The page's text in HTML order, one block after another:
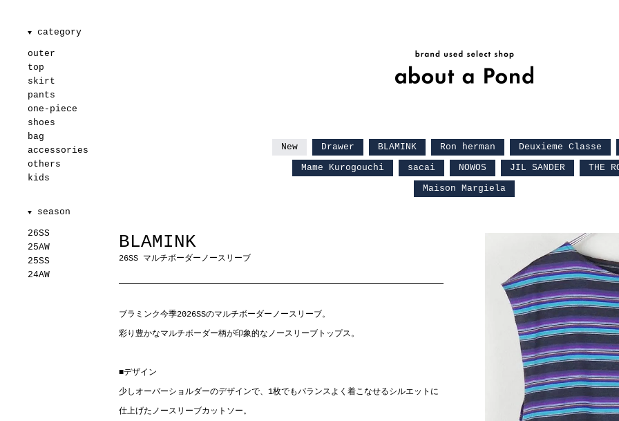
New Drawer BLAMINK Ron herman Deuxieme Classe
Mame Kurogouchi
sacai NOWOS JIL SANDER
THE
Maison Margiela
▼ category
outer
top
skirt
pants
one-piece
shoes
bag
accessories
others
kids
▼ season
26SS
25AW
25SS
24AW
BLAMINK
26SS マルチボーダーノースリーブ
ブラミンク今季2026SSのマルチボーダーノースリーブ。
彩り豊かなマルチボーダー柄が印象的なノースリーブトップス。
■デザイン
少しオーバーショルダーのデザインで、1枚でもバランスよく着こなせるシルエットに
仕上げたノースリーブカットソー。